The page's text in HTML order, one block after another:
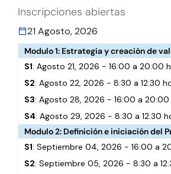
Inscripciones abiertas
21 Agosto, 2026
Modulo 1: Estrategia y creación de
S1: Agosto 21, 2026 - 16:00 a 20:00
S2: Agosto 22, 2026 - 8:30 a 12:30
S3: Agosto 28, 2026 - 16:00 a
S4: Agosto 29, 2026 - 8:30 a 12:30
Modulo 2: Definición e iniciación del
S1: Septiembre 04, 2026 - 16:00 a
S2: Septiembre 05, 2026 - 8:30 a